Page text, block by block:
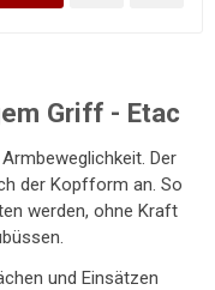
Griff - Etac
Der
der Kopfform an. So
werden, ohne Kraft
und Einsätzen